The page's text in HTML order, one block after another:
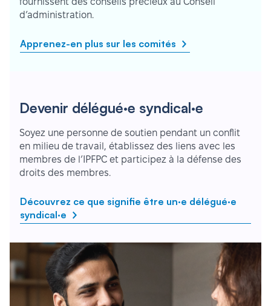
d’administration.
Apprenez-en plus sur les comités
Devenir délégué·e syndical·e
Soyez une personne de soutien pendant un conflit
en milieu de travail, établissez des liens avec les
membres de l’IPFPC et participez à la défense des
droits des membres.
Découvrez ce que signifie être un·e délégué·e
syndical·e